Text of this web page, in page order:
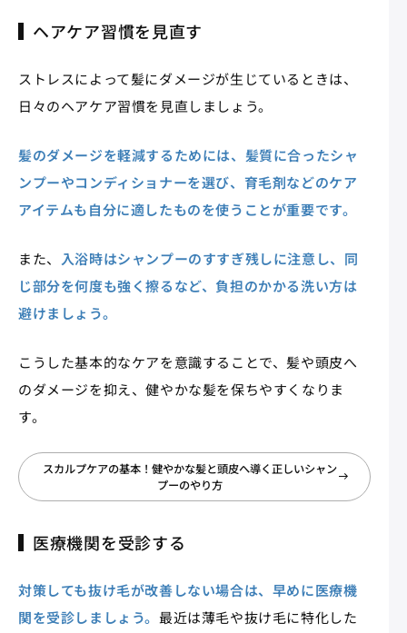
ヘアケア習慣を見直す
ストレスによって髪にダメージが生じているときは、
日々のヘアケア習慣を見直しましょう。
髪のダメージを軽減するためには、髪質に合ったシャ
ンプーやコンディショナーを選び、育毛剤などのケア
アイテムも自分に適したものを使うことが重要です。
また、
入浴時はシャンプーのすすぎ残しに注意し、同
じ部分を何度も強く擦るなど、負担のかかる洗い方は
避けましょう。
こうした基本的なケアを意識することで、髪や頭皮へ
のダメージを抑え、健やかな髪を保ちやすくなりま
す。
スカルプケアの基本！健やかな髪と頭皮へ導く正しいシャン
プーのやり方
医療機関を受診する
対策しても抜け毛が改善しない場合は、早めに医療機
関を受診しましょう。 最近は薄毛や抜け毛に特化した